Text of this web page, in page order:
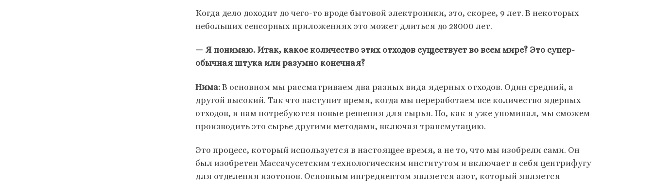
Когда дело доходит до чего-то вроде бытовой электроники, это, скорее, 9 лет. В некоторых
небольших сенсорных приложениях это может длиться до 28000 лет.
— Я понимаю. Итак, какое количество этих отходов существует во всем мире? Это супер-
обычная штука или разумно конечная?
Нима: В основном мы рассматриваем два разных вида ядерных отходов. Один средний, а
другой высокий. Так что наступит время, когда мы переработаем все количество ядерных
отходов, и нам потребуются новые решения для сырья. Но, как я уже упоминал, мы сможем
производить это сырье другими методами, включая трансмутацию.
Это процесс, который используется в настоящее время, а не то, что мы изобрели сами. Он
был изобретен Массачусетским технологическим институтом и включает в себя центрифугу
для отделения изотопов. Основным ингредиентом является азот, который является